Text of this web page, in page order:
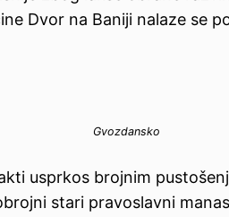
Dvor na Baniji nalaze se
Gvozdansko
usprkos brojnim
stari pravoslavni